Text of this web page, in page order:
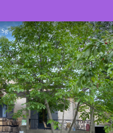
Provençales
Sg